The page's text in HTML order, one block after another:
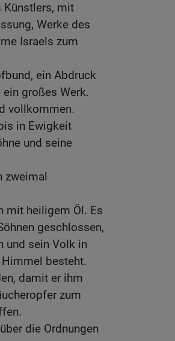
Künstlers, mit
Werke des
Israels zum
ein Abdruck
großes Werk.
vollkommen.
in Ewigkeit
und seine
zweimal
mit heiligem Öl. Es
geschlossen,
und sein Volk in
besteht.
damit er ihm
zum
die Ordnungen